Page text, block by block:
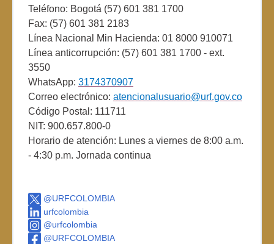
Teléfono: Bogotá (57) 601 381 1700
Fax: (57) 601 381 2183
Línea Nacional Min Hacienda: 01 8000 910071
Línea anticorrupción: (57) 601 381 1700 - ext.
3550
WhatsApp: 3174370907
Correo electrónico: atencionalusuario@urf.gov.co
Código Postal: 111711
NIT: 900.657.800-0
Horario de atención: Lunes a viernes de 8:00 a.m.
- 4:30 p.m. Jornada continua
@URFCOLOMBIA
urfcolombia
@urfcolombia
@URFCOLOMBIA